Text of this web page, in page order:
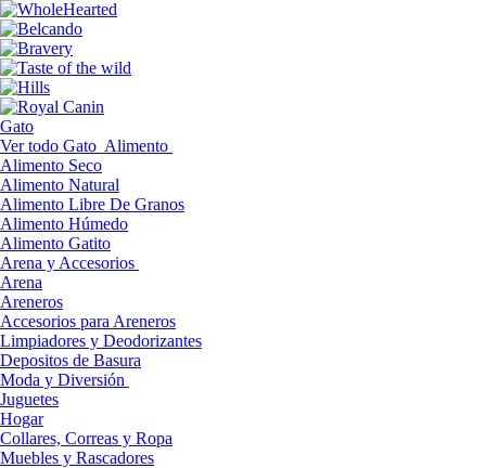
Gato
Ver todo Gato Alimento
Alimento Seco
Alimento Natural
Alimento Libre De Granos
Alimento Húmedo
Alimento Gatito
Arena y Accesorios
Arena
Areneros
Accesorios para Areneros
Limpiadores y Deodorizantes
Depositos de Basura
Moda y Diversión
Juguetes
Hogar
Collares, Correas y Ropa
Muebles y Rascadores